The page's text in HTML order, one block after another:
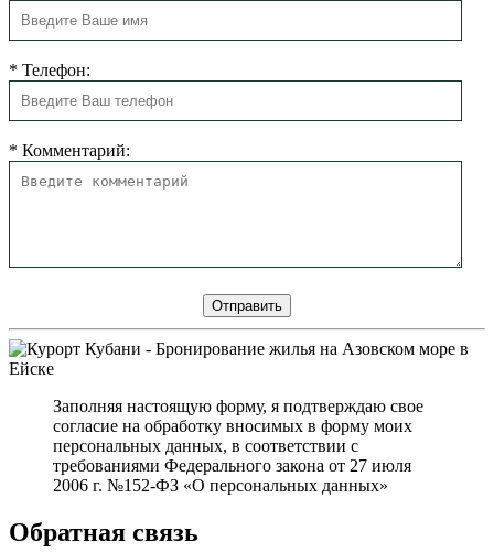
* Телефон:
* Комментарий:
Заполняя настоящую форму, я подтверждаю свое
согласие на обработку вносимых в форму моих
персональных данных, в соответствии с
требованиями Федерального закона от 27 июля
2006 г. №152-ФЗ «О персональных данных»
Обратная связь